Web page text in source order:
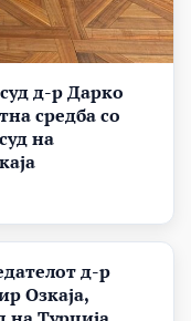
д-р Дарко
средба со
на
д-р
Озкаја,